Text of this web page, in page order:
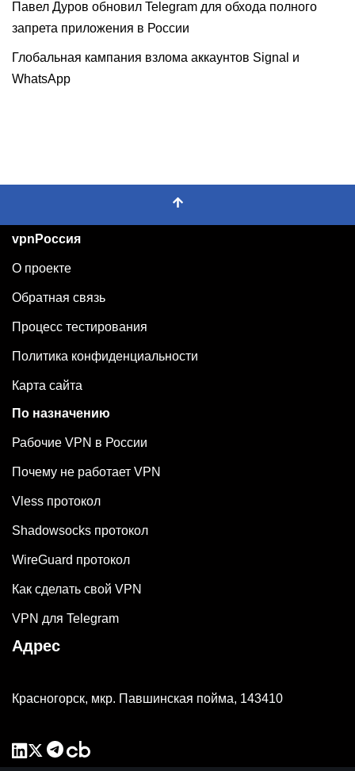
Павел Дуров обновил Telegram для обхода полного
запрета приложения в России
Глобальная кампания взлома аккаунтов Signal и
WhatsApp
vpnРоссия
О проекте
Обратная связь
Процесс тестирования
Политика конфиденциальности
Карта сайта
По назначению
Рабочие VPN в России
Почему не работает VPN
Vless протокол
Shadowsocks протокол
WireGuard протокол
Как сделать свой VPN
VPN для Telegram
Адрес
Красногорск, мкр. Павшинская пойма, 143410